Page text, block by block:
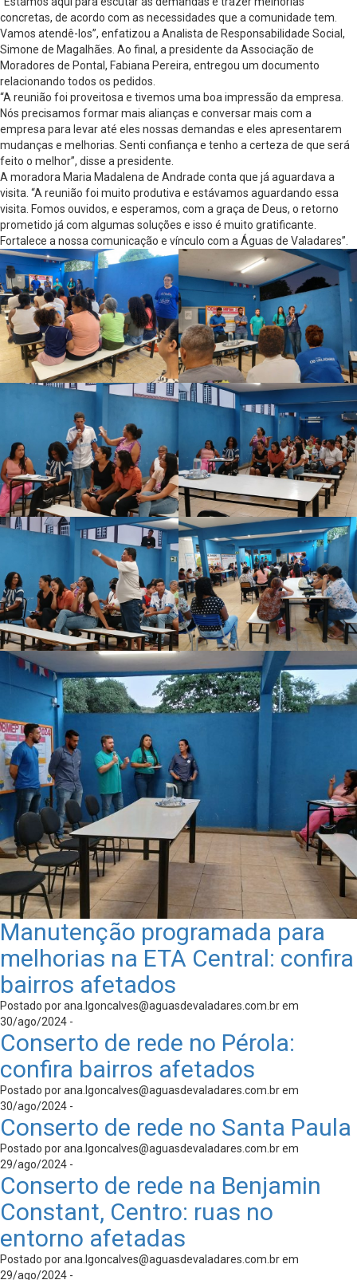
concretas, de acordo com as necessidades que a comunidade tem.
Vamos atendê-los”, enfatizou a Analista de Responsabilidade Social,
Simone de Magalhães. Ao final, a presidente da Associação de
Moradores de Pontal, Fabiana Pereira, entregou um documento
relacionando todos os pedidos.
“A reunião foi proveitosa e tivemos uma boa impressão da empresa.
Nós precisamos formar mais alianças e conversar mais com a
empresa para levar até eles nossas demandas e eles apresentarem
mudanças e melhorias. Senti confiança e tenho a certeza de que será
feito o melhor”, disse a presidente.
A moradora Maria Madalena de Andrade conta que já aguardava a
visita. “A reunião foi muito produtiva e estávamos aguardando essa
visita. Fomos ouvidos, e esperamos, com a graça de Deus, o retorno
prometido já com algumas soluções e isso é muito gratificante.
Fortalece a nossa comunicação e vínculo com a Águas de Valadares”.
Manutenção programada para
melhorias na ETA Central: confira
bairros afetados
Postado porana.lgoncalves@aguasdevaladares.com.brem
30/ago/2024 -
Conserto de rede no Pérola:
confira bairros afetados
Postado porana.lgoncalves@aguasdevaladares.com.brem
30/ago/2024 -
Conserto de rede no Santa Paula
Postado porana.lgoncalves@aguasdevaladares.com.brem
29/ago/2024 -
Conserto de rede na Benjamin
Constant, Centro: ruas no
entorno afetadas
Postado porana.lgoncalves@aguasdevaladares.com.brem
29/ago/2024 -